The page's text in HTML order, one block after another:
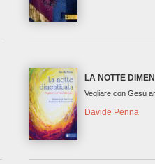
LA NOTTE
Vegliare con Gesù
Davide Penna